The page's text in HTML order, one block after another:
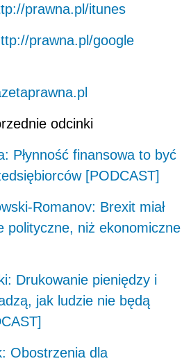
prawna.pl/itunes
prawna.pl/google
odcinki
Płynność finansowa to być
[PODCAST]
Romanov: Brexit miał
polityczne, niż ekonomiczne
Drukowanie pieniędzy i
jak ludzie nie będą
Obostrzenia dla